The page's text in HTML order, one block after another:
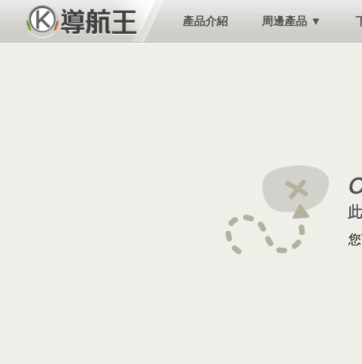
產品介紹 周邊產品 ▼